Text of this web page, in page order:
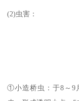
(2)虫害：
①小造桥虫：于8～9